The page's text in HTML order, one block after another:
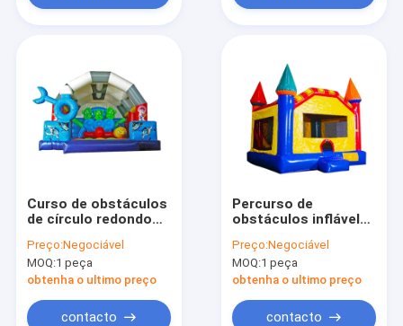
Curso de obstáculos
de círculo redondo
Castle 5*4*4m
Preço:Negociável
MOQ:1 peça
obtenha o ultimo preço
contacto
Percurso de
obstáculos inflável
jardim-parque
retardante de
incêndio
Preço:Negociável
MOQ:1 peça
obtenha o ultimo preço
contacto